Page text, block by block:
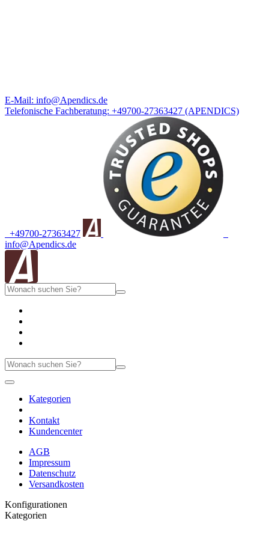
E-Mail: info@Apendics.de
Telefonische Fachberatung: +49700-27363427 (APENDICS)
+49700-27363427
info@Apendics.de
Kategorien
Kontakt
Kundencenter
AGB
Impressum
Datenschutz
Versandkosten
Konfigurationen
Kategorien